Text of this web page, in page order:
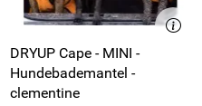
DRYUP Cape - MINI -
Hundebademantel -
clementine